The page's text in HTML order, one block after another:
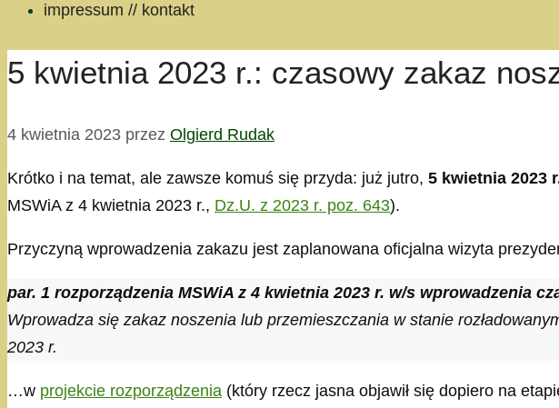
impressum // kontakt
5 kwietnia 2023 r.: czasowy zakaz
4 kwietnia 2023 przez Olgierd Rudak
Krótko i na temat, ale zawsze komuś się przyda: już jutro, 5 kwietnia 2023
MSWiA z 4 kwietnia 2023 r., Dz.U. z 2023 r. poz. 643).
Przyczyną wprowadzenia zakazu jest zaplanowana oficjalna wizyta
par. 1 rozporządzenia MSWiA z 4 kwietnia 2023 r. w/s wprowadzenia
Wprowadza się zakaz noszenia lub przemieszczania w stanie
2023 r.
…w projekcie rozporządzenia (który rzecz jasna objawił się dopiero na